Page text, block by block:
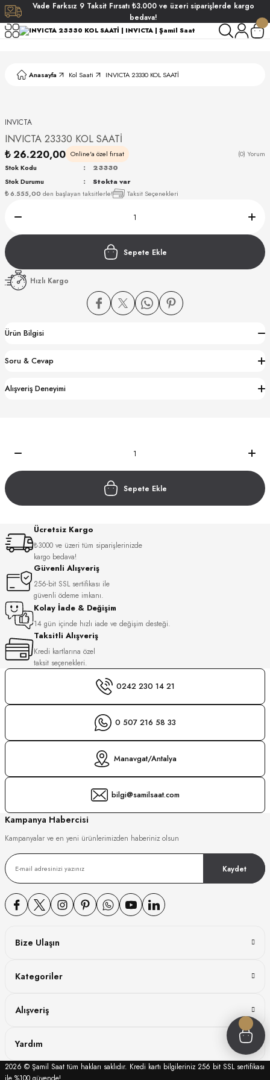
Vade Farksız 9 Taksit Fırsatı ₺3.000 ve üzeri siparişlerde kargo
bedava!
Anasayfa Kol Saati INVICTA 23330 KOL SAATİ
INVICTA
INVICTA 23330 KOL SAATİ
₺ 26.220,00 Online'a özel fırsat (0) Yorum
₺ 6.555,00 den başlayan taksitlerle! Taksit Seçenekleri
Stok Kodu
23330
Stok Durumu
Stokta var
Sepete Ekle
Hızlı Kargo
Ürün Bilgisi
Soru & Cevap
Alışveriş Deneyimi
Sepete Ekle
Ücretsiz Kargo
₺3000 ve üzeri tüm siparişlerinizde
kargo bedava!
Güvenli Alışveriş
256-bit SSL sertifikası ile
güvenli ödeme imkanı.
Kolay İade & Değişim
14 gün içinde hızlı iade ve değişim desteği.
Taksitli Alışveriş
Kredi kartlarına özel
taksit seçenekleri.
0242 230 14 21
0 507 216 58 33
Manavgat/Antalya
bilgi@samilsaat.com
Kampanya Habercisi
Kampanyalar ve en yeni ürünlerimizden haberiniz olsun
Kaydet
Bize Ulaşın
Kategoriler
Alışveriş
Yardım
2026 © Şamil Saat tüm hakları saklıdır. Kredi kartı bilgileriniz 256 bit SSL sertifikası
ile %100 güvende!
CLUB
CLUB
WATCH